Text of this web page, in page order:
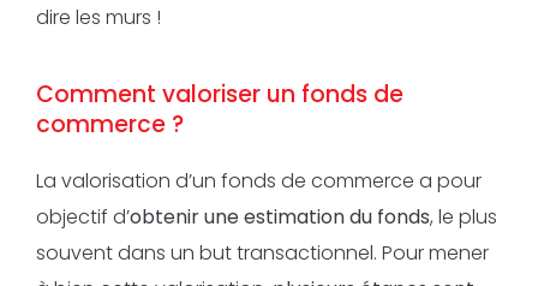
dire les murs !
Comment valoriser un fonds de
commerce ?
La valorisation d’un fonds de commerce a pour
objectif d’obtenir une estimation du fonds, le plus
souvent dans un but transactionnel. Pour mener